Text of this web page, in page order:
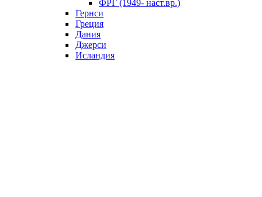
ФРГ (1949- наст.вр.)
Гернси
Греция
Дания
Джерси
Исландия